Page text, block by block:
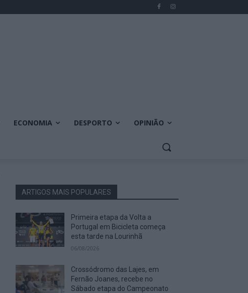
ECONOMIA DESPORTO OPINIÃO
ARTIGOS MAIS POPULARES
Primeira etapa da Volta a
Portugal em Bicicleta começa
esta tarde na Lourinhã
06/08/2026
Crossódromo das Lajes, em
Fernão Joanes, recebe no
Sábado etapa do Campeonato